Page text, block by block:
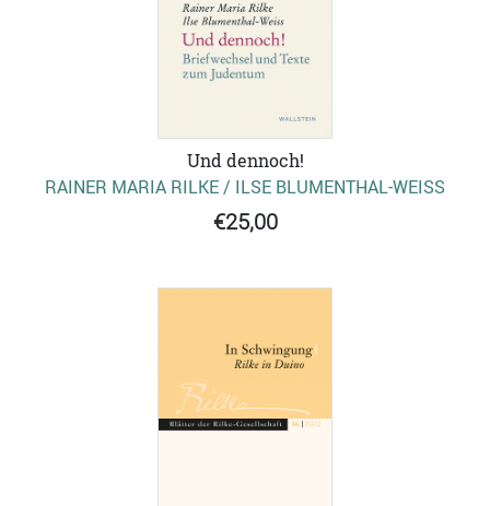
Und dennoch!
RAINER MARIA RILKE / ILSE BLUMENTHAL-WEISS
€25,00